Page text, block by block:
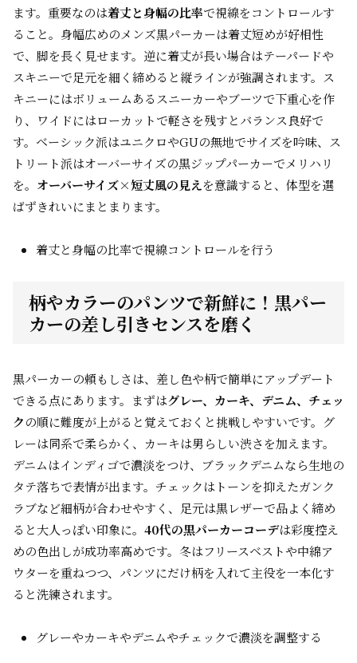
ます。重要なのは着丈と身幅の比率で視線をコントロールす
ること。身幅広めのメンズ黒パーカーは着丈短めが好相性
で、脚を長く見せます。逆に着丈が長い場合はテーパードや
スキニーで足元を細く締めると縦ラインが強調されます。ス
キニーにはボリュームあるスニーカーやブーツで下重心を作
り、ワイドにはローカットで軽さを残すとバランス良好で
す。ベーシック派はユニクロやGUの無地でサイズを吟味、ス
トリート派はオーバーサイズの黒ジップパーカーでメリハリ
を。 オーバーサイズ×短丈風の見えを意識すると、体型を選
ばずきれいにまとまります。
着丈と身幅の比率で視線コントロールを行う
柄やカラーのパンツで新鮮に！黒パー
カーの差し引きセンスを磨く
黒パーカーの頼もしさは、差し色や柄で簡単にアップデート
できる点にあります。まずはグレー、カーキ、デニム、チェッ
クの順に難度が上がると覚えておくと挑戦しやすいです。グ
レーは同系で柔らかく、カーキは男らしい渋さを加えます。
デニムはインディゴで濃淡をつけ、ブラックデニムなら生地の
タテ落ちで表情が出ます。チェックはトーンを抑えたガンク
ラブなど細柄が合わせやすく、足元は黒レザーで品よく締め
ると大人っぽい印象に。 40代の黒パーカーコーデは彩度控え
めの色出しが成功率高めです。冬はフリースベストや中綿ア
ウターを重ねつつ、パンツにだけ柄を入れて主役を一本化す
ると洗練されます。
グレーやカーキやデニムやチェックで濃淡を調整する